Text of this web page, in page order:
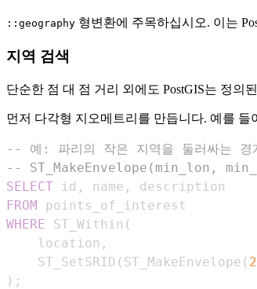
::geography 형변환에 주목하십시오. 이는
지역 검색
단순한 점 대 점 거리 외에도 PostGIS는 정
먼저 다각형 지오메트리를 만듭니다. 예를
-- 예: 파리의 작은 지역을 둘러싸는 경
-- ST_MakeEnvelope(min_lon,
SELECT id , name ,
FROM
WHERE ST_Within (
    location
,
    ST_SetSRID
( ST_MakeEnvelope (
) ;